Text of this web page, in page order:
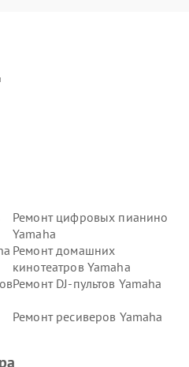
Ремонт цифровых пианино
Yamaha
Ремонт домашних
кинотеатров Yamaha
Ремонт DJ-пультов Yamaha
Ремонт ресиверов Yamaha